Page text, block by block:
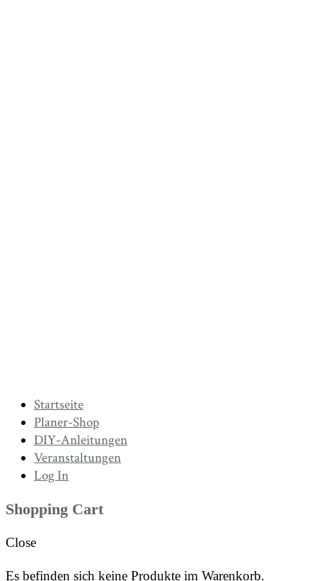
Startseite
Planer-Shop
DIY-Anleitungen
Veranstaltungen
Log In
Shopping Cart
Close
Es befinden sich keine Produkte im Warenkorb.